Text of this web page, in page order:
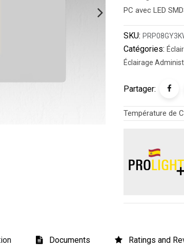
PC avec LED
SKU:
Catégories:
Éclairage
Partager:
Température de
Documents Ratings and